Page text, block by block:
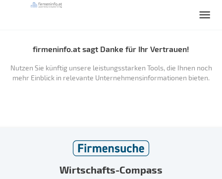
firmeninfo.at sagt Danke für Ihr Vertrauen!
Nutzen Sie künftig unsere leistungsstarken Tools, die Ihnen noch
mehr Einblick in relevante Unternehmensinformationen bieten.
Wirtschafts-Compass